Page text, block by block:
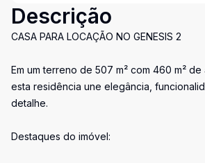
Descrição
CASA PARA LOCAÇÃO NO GENESIS 2
Em um terreno de 507 m² com 460 m² de
esta residência une elegância,
detalhe.
Destaques do imóvel: